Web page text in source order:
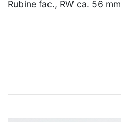
Rubine fac., RW ca. 56 mm